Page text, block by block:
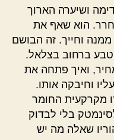
ושיערה הארוך
הוא שאף את
וחייך. זה הבושם
ברחוב בצלאל.
ואיך פתחה את
וחיבקה אותו.
מקרקעית החומר
בלי לבדוק
שאלה מה יש